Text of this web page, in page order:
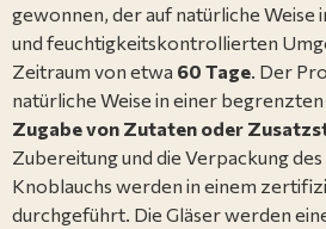
gewonnen, der auf natürliche
und feuchtigkeitskontrollierten
Zeitraum von etwa 60 Tage . Der
natürliche Weise in einer
Zugabe von Zutaten oder
Zubereitung und die Verpackung
Knoblauchs werden in einem
durchgeführt. Die Gläser werden